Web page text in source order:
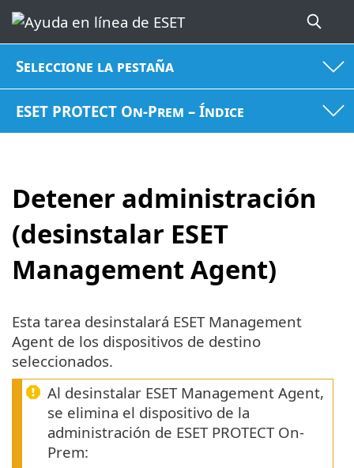
Seleccione la pestaña
ESET PROTECT On-Prem – Índice
Detener administración
(desinstalar ESET
Management Agent)
Esta tarea desinstalará ESET Management
Agent de los dispositivos de destino
seleccionados.
Al desinstalar ESET Management Agent,
se elimina el dispositivo de la
administración de ESET PROTECT On-
Prem: